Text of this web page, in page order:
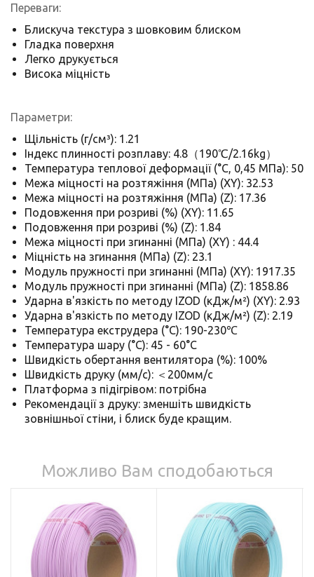
Переваги:
Блискуча текстура з шовковим блиском
Гладка поверхня
Легко друкується
Висока міцність
Параметри:
Щільність (г/см³): 1.21
Індекс плинності розплаву: 4.8（190℃/2.16kg）
Температура теплової деформації (°C, 0,45 МПа): 50
Межа міцності на розтяжіння (МПа) (XY): 32.53
Межа міцності на розтяжіння (МПа) (Z): 17.36
Подовження при розриві (%) (XY): 11.65
Подовження при розриві (%) (Z): 1.84
Межа міцності при згинанні (МПа) (XY) : 44.4
Міцність на згинання (МПа) (Z): 23.1
Модуль пружності при згинанні (МПа) (XY): 1917.35
Модуль пружності при згинанні (МПа) (Z): 1858.86
Ударна в'язкість по методу IZOD (кДж/м²) (XY): 2.93
Ударна в'язкість по методу IZOD (кДж/м²) (Z): 2.19
Температура екструдера (°C): 190-230℃
Температура шару (°C): 45 - 60°C
Швидкість обертання вентилятора (%): 100%
Швидкість друку (мм/с): ＜200мм/с
Платформа з підігрівом: потрібна
Рекомендації з друку: зменшіть швидкість
зовнішньої стіни, і блиск буде кращим.
Можливо Вам сподобаються